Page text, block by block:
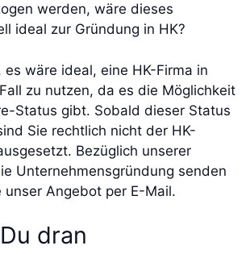
werden, wäre dieses
ideal zur Gründung in HK?
es wäre ideal, eine HK-Firma in
zu nutzen, da es die Möglichkeit
Status gibt. Sobald dieser Status
Sie rechtlich nicht der HK-
Bezüglich unserer
Unternehmensgründung senden
unser Angebot per E-Mail.
dran